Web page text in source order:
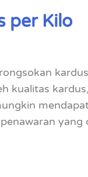
per Kilo
kualitas